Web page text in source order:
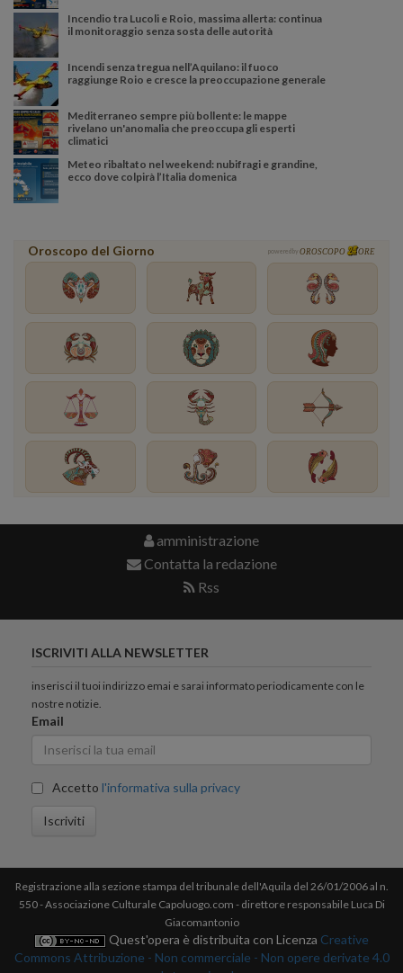
Incendio tra Lucoli e Roio, massima allerta: continua
il monitoraggio senza sosta delle autorità
Incendi senza tregua nell’Aquilano: il fuoco
raggiunge Roio e cresce la preoccupazione generale
Mediterraneo sempre più bollente: le mappe
rivelano un'anomalia che preoccupa gli esperti
climatici
Meteo ribaltato nel weekend: nubifragi e grandine,
ecco dove colpirà l’Italia domenica
Oroscopo del Giorno powered by OROSCOPO ORE
amministrazione
Contatta la redazione
Rss
ISCRIVITI ALLA NEWSLETTER
inserisci il tuoi indirizzo emai e sarai informato periodicamente con le
nostre notizie.
Email
Accetto l'informativa sulla privacy
Iscriviti
Registrazione alla sezione stampa del tribunale dell'Aquila del 26/01/2006 al n.
550 - Associazione Culturale Capoluogo.com - direttore responsabile Luca Di
Giacomantonio
Quest'opera è distribuita con Licenza Creative
Commons Attribuzione - Non commerciale - Non opere derivate 4.0